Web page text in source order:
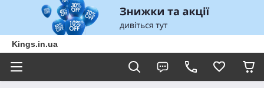
Kings.in.ua